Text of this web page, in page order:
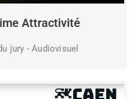
Attractivité
jury - Audiovisuel